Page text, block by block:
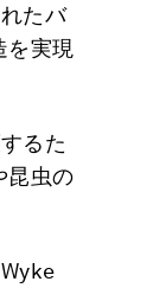
たバ
を実現
るた
昆虫の